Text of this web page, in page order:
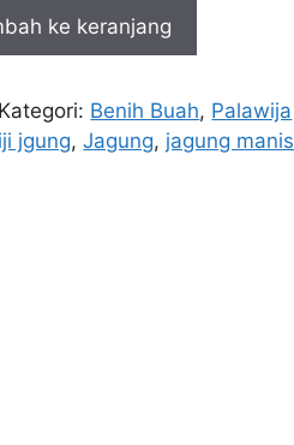
ke keranjang
Kategori: Benih Buah, Palawija
jgung,Jagung, jagung manis